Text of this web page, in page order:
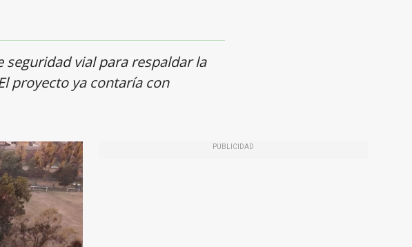
vial para respaldar la
proyecto ya contaría con
PUBLICIDAD